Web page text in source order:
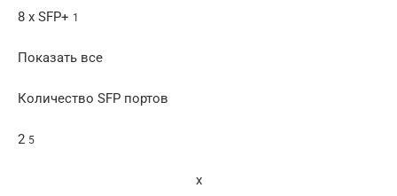
8 x SFP+ 1
Показать все
Количество SFP портов
2 5
x